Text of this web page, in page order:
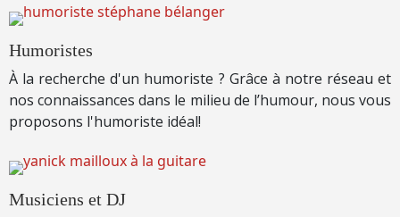
Humoristes
À la recherche d'un humoriste ? Grâce à notre réseau et
nos connaissances dans le milieu de l’humour, nous vous
proposons l'humoriste idéal!
Musiciens et DJ